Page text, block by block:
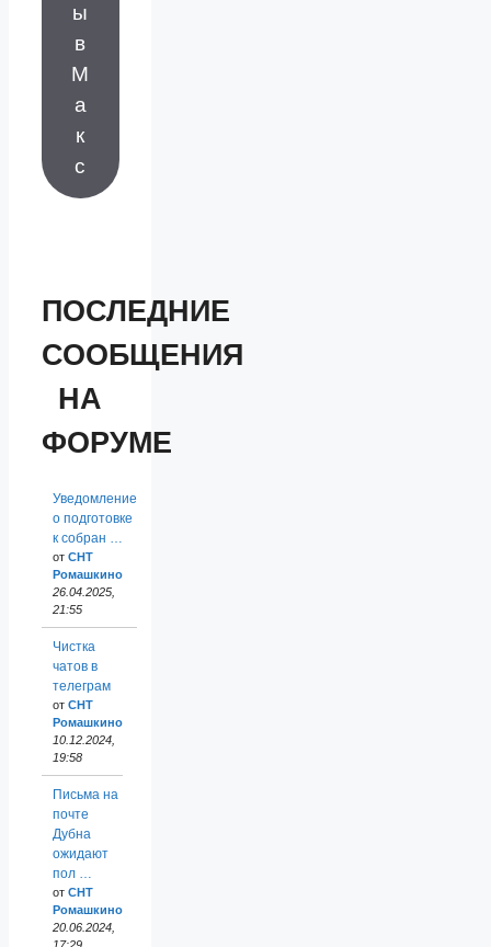
ы
в
М
а
к
с
ПОСЛЕДНИЕ
СООБЩЕНИЯ
НА
ФОРУМЕ
Уведомление
о подготовке
к собран …
от СНТ
Ромашкино
26.04.2025,
21:55
Чистка
чатов в
телеграм
от СНТ
Ромашкино
10.12.2024,
19:58
Письма на
почте
Дубна
ожидают
пол …
от СНТ
Ромашкино
20.06.2024,